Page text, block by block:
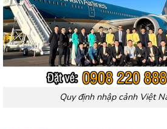
Quy định nhập cảnh Việt